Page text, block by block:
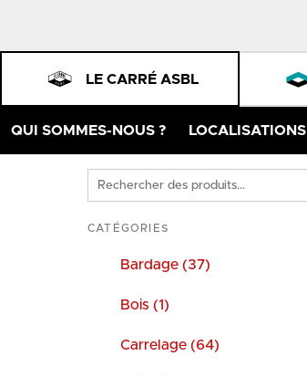
LE CARRÉ ASBL
QUI SOMMES-NOUS ? LOCALISATIONS
Rechercher
des
produits
CATÉGORIES
Bardage (37)
Bois (1)
Carrelage (64)